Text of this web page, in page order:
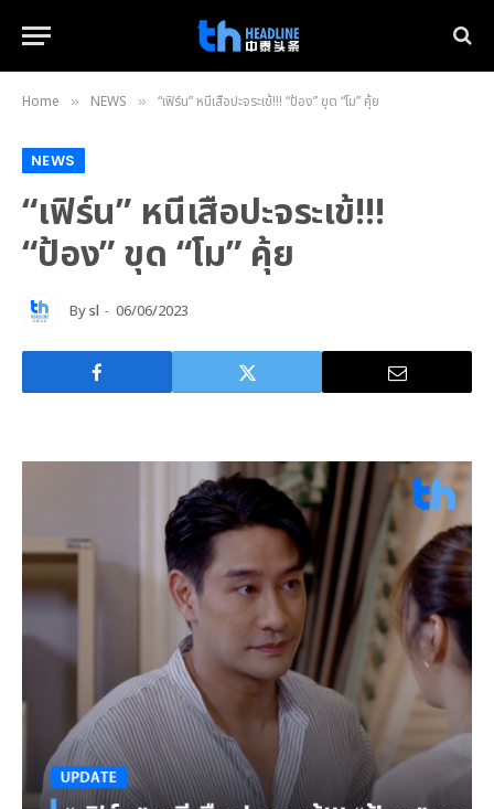
Home » NEWS » “เฟิร์น” หนีเสือปะจระเข้!!! “ป้อง” ขุด “โม” คุ้ย
NEWS
“เฟิร์น” หนีเสือปะจระเข้!!!
“ป้อง” ขุด “โม” คุ้ย
Bysl 06/06/2023